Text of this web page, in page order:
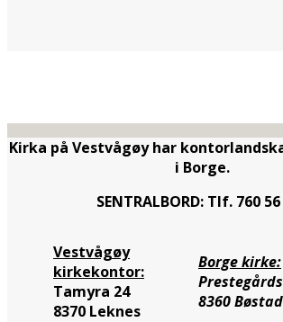
Kirka på Vestvågøy har
i Borge.
SENTRALBORD: Tlf. 760
Vestvågøy
kirkekontor:
Tamyra 24
8370 Leknes
Borge kirke:
8360 Bøstad